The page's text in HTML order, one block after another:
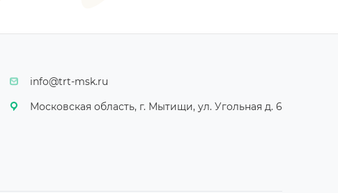
info@trt-msk.ru
Московская область, г. Мытищи, ул. Угольная д. 6